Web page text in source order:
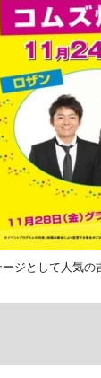
ジとして人気